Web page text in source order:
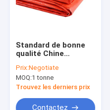
Standard de bonne
qualité Chine
personnalisé
Telaurine PE de poids
léger Telaurine en
l'emballage
Prix:Negotiate
MOQ:1 tonne
Trouvez les derniers prix
Contactez